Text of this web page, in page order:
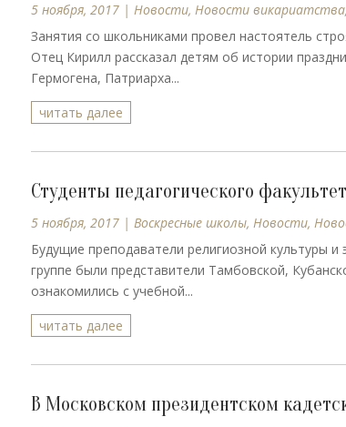
5 ноября, 2017| Новости, Новости викариатства,
Занятия со школьниками провел настоятель
Отец Кирилл рассказал детям об истории
Гермогена, Патриарха...
читать далее
Студенты педагогического
5 ноября, 2017| Воскресные школы, Новости,
Будущие преподаватели религиозной культуры
группе были представители Тамбовской,
ознакомились с учебной...
читать далее
В Московском президентском